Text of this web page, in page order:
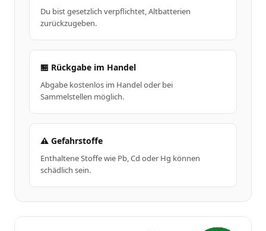
Du bist gesetzlich verpflichtet, Altbatterien
zurückzugeben.
🏪 Rückgabe im Handel
Abgabe kostenlos im Handel oder bei
Sammelstellen möglich.
⚠️ Gefahrstoffe
Enthaltene Stoffe wie Pb, Cd oder Hg können
schädlich sein.